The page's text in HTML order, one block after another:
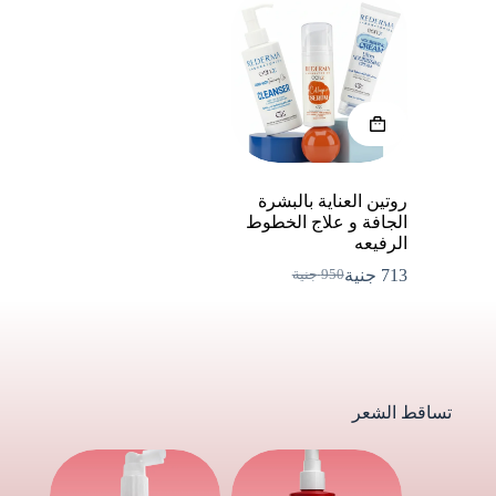
روتين العناية بالبشرة
الجافة و علاج الخطوط
الرفيعه
950 جنيةالسعر
713 جنيةالسعر
تساقط الشعر